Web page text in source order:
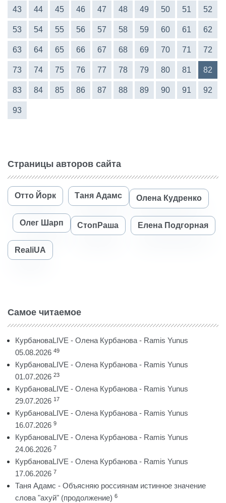
43 44 45 46 47 48 49 50 51 52
53 54 55 56 57 58 59 60 61 62
63 64 65 66 67 68 69 70 71 72
73 74 75 76 77 78 79 80 81 82
83 84 85 86 87 88 89 90 91 92
93
Страницы авторов сайта
Отто Йорк Таня Адамс Олена Кудренко
Олег Шарп СтопРаша Елена Подгорная
RealiUA
Самое читаемое
КурбановаLIVE - Олена Курбанова - Ramis Yunus
05.08.2026 49
КурбановаLIVE - Олена Курбанова - Ramis Yunus
01.07.2026 23
КурбановаLIVE - Олена Курбанова - Ramis Yunus
29.07.2026 17
КурбановаLIVE - Олена Курбанова - Ramis Yunus
16.07.2026 9
КурбановаLIVE - Олена Курбанова - Ramis Yunus
24.06.2026 7
КурбановаLIVE - Олена Курбанова - Ramis Yunus
17.06.2026 7
Таня Адамс - Объясняю россиянам истинное значение
слова "ахуй" (продолжение) 6